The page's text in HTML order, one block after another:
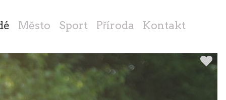
Město Sport Příroda Kontakt